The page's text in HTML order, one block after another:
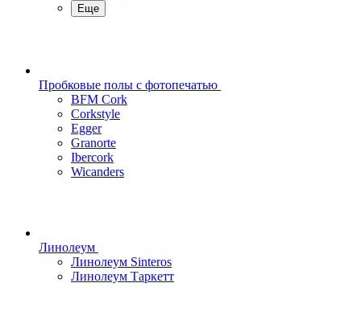
Еще
Пробковые полы с фотопечатью
BFM Cork
Corkstyle
Egger
Granorte
Ibercork
Wicanders
Линолеум
Линолеум Sinteros
Линолеум Таркетт